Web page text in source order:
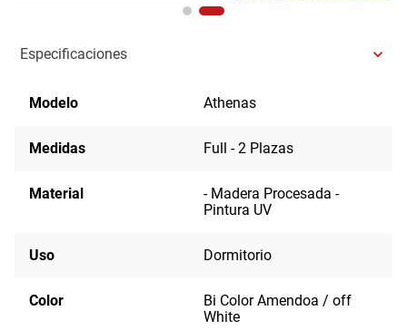
Especificaciones
Modelo Athenas
Medidas Full - 2 Plazas
Material
- Madera Procesada -
Pintura UV
Uso Dormitorio
Color
Bi Color Amendoa / off
White